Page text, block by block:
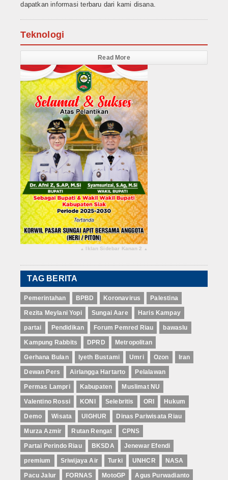
dapatkan informasi terbaru dari kami disana.
Teknologi
Read More
▴ Iklan Sidebar Kanan 2 ▴
TAG BERITA
Pemerintahan BPBD Koronavirus Palestina
Rezita Meylani Yopi Sungai Aare Haris Kampay
partai Pendidikan Forum Pemred Riau bawaslu
Kampung Rabbits DPRD Metropolitan
Gerhana Bulan Iyeth Bustami Umri Ozon Iran
Dewan Pers Airlangga Hartarto Pelalawan
Permas Lampri Kabupaten Muslimat NU
Valentino Rossi KONI Selebritis ORI Hukum
Demo Wisata UIGHUR Dinas Pariwisata Riau
Murza Azmir Rutan Rengat CPNS
Partai Perindo Riau BKSDA Jenewar Efendi
premium Sriwijaya Air Turki UNHCR NASA
Pacu Jalur FORNAS MotoGP Agus Purwadianto